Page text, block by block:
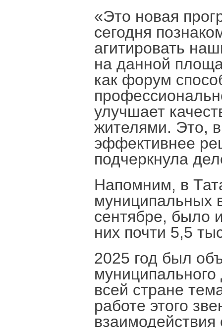
«Это новая
сегодня
агитировать
на данной
как форум
улучшает
жителями. Это,
эффективнее
подчеркнула
Напомним, в
муниципальных
сентябре, было
них почти 5,5
2025 год был
всей стране
работе этого